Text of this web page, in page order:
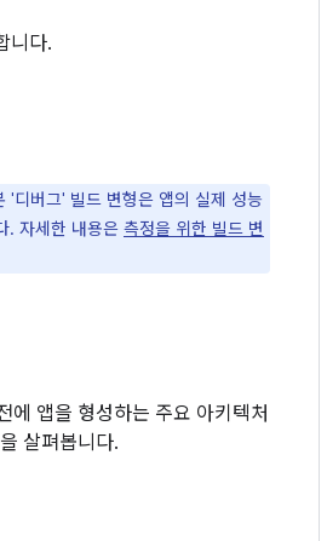
니다.
'디버그' 빌드 변형은 앱의 실제 성능
. 자세한 내용은 측정을 위한 빌드 변
에 앱을 형성하는 주요 아키텍처
살펴봅니다.